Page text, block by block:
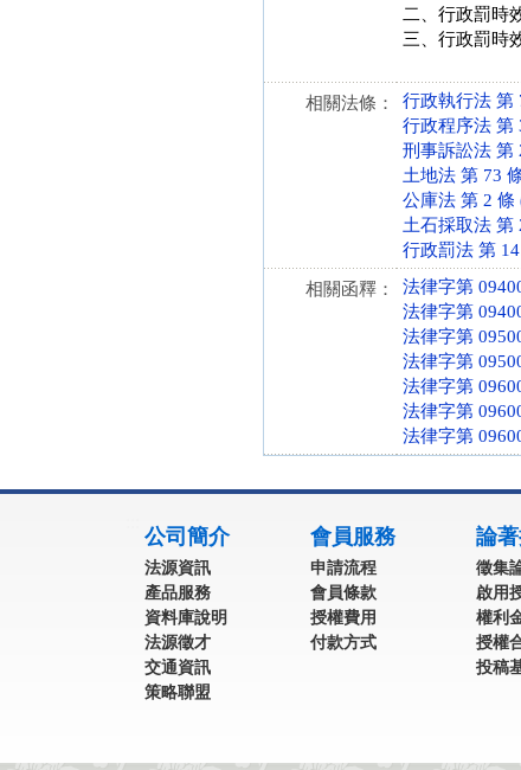
二、行政罰時
三、行政罰時
相關法條：
行政執行法 第
行政程序法 第
刑事訴訟法 第
土地法 第 73
公庫法 第 2 條
土石採取法 第
行政罰法 第
相關函釋：
法律字第
法律字第
法律字第
法律字第
法律字第
法律字第
法律字第
公司簡介
法源資訊
產品服務
資料庫說明
法源徵才
交通資訊
策略聯盟
會員服務
申請流程
會員條款
授權費用
付款方式
論
徵集
啟用
權利
授權
投稿